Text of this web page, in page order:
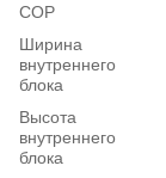
COP
Ширина
внутреннего
блока
Высота
внутреннего
блока